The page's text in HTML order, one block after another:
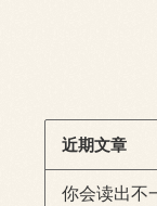
近期文章
你会读出不